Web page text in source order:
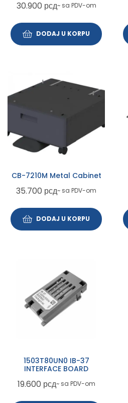
30.900 рсд~ sa PDV-om
DODAJ U KORPU
CB-7210M Metal Cabinet
35.700 рсд~ sa PDV-om
DODAJ U KORPU
1503T80UN0 IB-37
INTERFACE BOARD
19.600 рсд~ sa PDV-om